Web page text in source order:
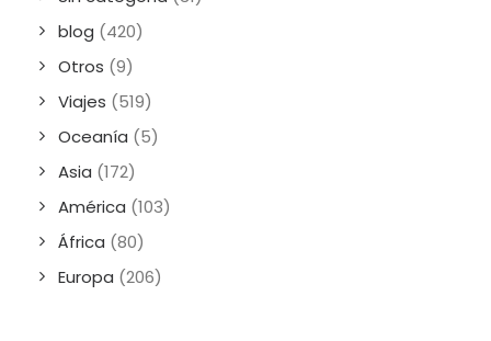
blog (420)
Otros (9)
Viajes (519)
Oceanía (5)
Asia (172)
América (103)
África (80)
Europa (206)